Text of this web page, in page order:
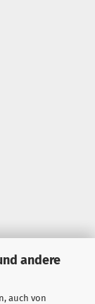
andere
auch von